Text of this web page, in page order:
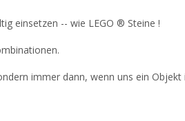
einsetzen -- wie LEGO ® Steine !
immer dann, wenn uns ein